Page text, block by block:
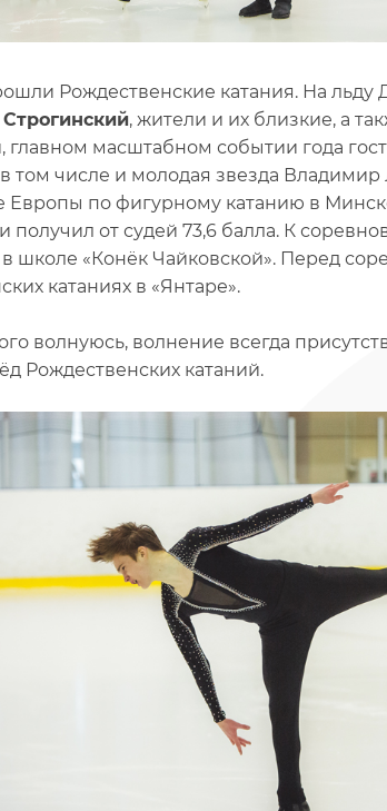
Рождественские катания. На льду
, жители и их близкие, а
главном масштабном событии года
том числе и молодая звезда
Европы по фигурному катанию в
получил от судей 73,6 балла. К
в школе «Конёк Чайковской». Перед
катаниях в «Янтаре».
волнуюсь, волнение всегда
Рождественских катаний.